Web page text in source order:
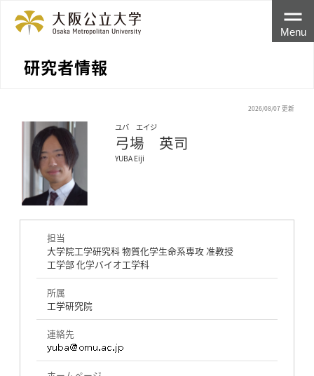
研究者情報
Menu
2026/08/07 更新
ユバ エイジ
弓場 英司
YUBA Eiji
担当
大学院工学研究科 物質化学生命系専攻 准教授
工学部 化学バイオ工学科
所属
工学研究院
連絡先